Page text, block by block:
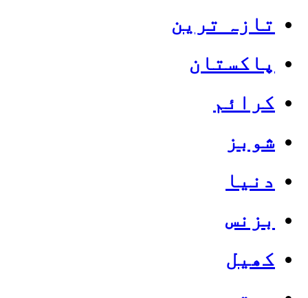
تازہ ترین
پاکستان
کرائم
شوبز
دنیا
بزنس
کھیل